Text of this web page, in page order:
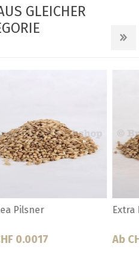
GLEICHER
Extra Pale Ale
Ab CHF 0.0028